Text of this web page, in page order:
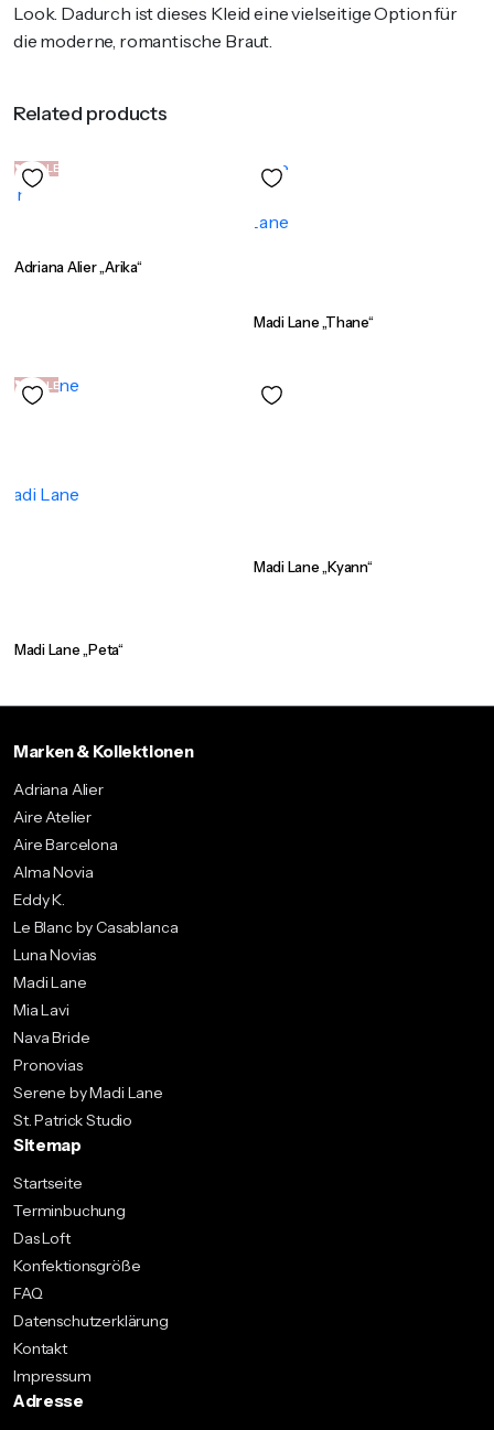
Look. Dadurch ist dieses Kleid eine vielseitige Option für
die moderne, romantische Braut.
Related products
SALE
Adriana Alier „Arika“
Madi Lane „Thane“
SALE
Madi Lane „Peta“
Madi Lane „Kyann“
Marken & Kollektionen
Adriana Alier
Aire Atelier
Aire Barcelona
Alma Novia
Eddy K.
Le Blanc by Casablanca
Luna Novias
Madi Lane
Mia Lavi
Nava Bride
Pronovias
Serene by Madi Lane
St. Patrick Studio
Sitemap
Startseite
Terminbuchung
Das Loft
Konfektionsgröße
FAQ
Datenschutzerklärung
Kontakt
Impressum
Adresse